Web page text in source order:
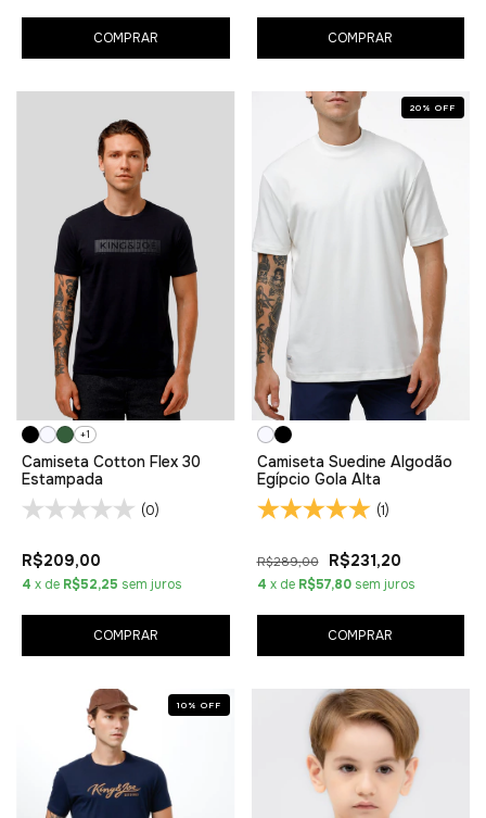
COMPRAR COMPRAR
+1
Camiseta Cotton Flex 30
Estampada
(0)
R$209,00
4 x de R$52,25 sem juros
COMPRAR
20 % OFF
Camiseta Suedine Algodão
Egípcio Gola Alta
(1)
R$289,00 R$231,20
4 x de R$57,80 sem juros
COMPRAR
10 % OFF